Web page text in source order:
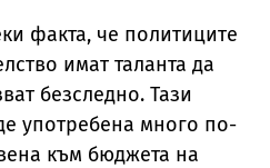
факта, че политиците
имат таланта да
безследно. Тази
употребена много по-
към бюджета на